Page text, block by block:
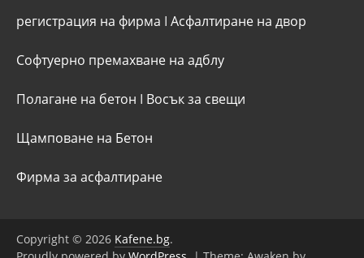
регистрация на фирма I Асфалтиране на двор
Софтуерно премахване на адблу
Полагане на бетон I Восък за свещи
Щамповане на Бетон
Фирма за асфалтиране
Copyright © 2026 Kafene.bg.